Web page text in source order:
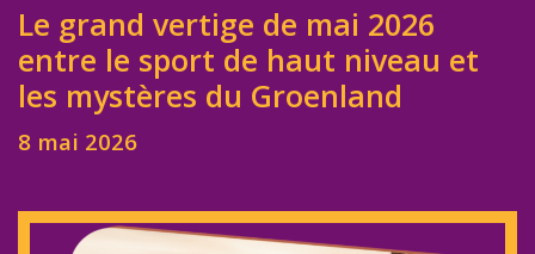
Le grand vertige de mai 2026
entre le sport de haut niveau et
les mystères du Groenland
8 mai 2026